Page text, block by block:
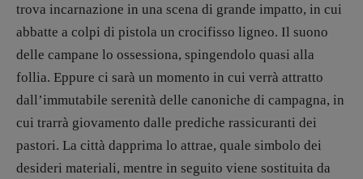
trova incarnazione in una scena di grande impatto, in cui
abbatte a colpi di pistola un crocifisso ligneo. Il suono
delle campane lo ossessiona, spingendolo quasi alla
follia. Eppure ci sarà un momento in cui verrà attratto
dall’immutabile serenità delle canoniche di campagna, in
cui trarrà giovamento dalle prediche rassicuranti dei
pastori. La città dapprima lo attrae, quale simbolo dei
desideri materiali, mentre in seguito viene sostituita da